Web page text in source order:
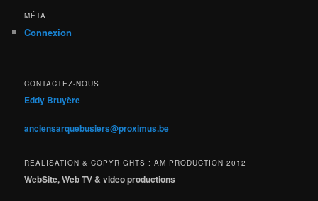
MÉTA
Connexion
CONTACTEZ-NOUS
Eddy Bruyère
anciensarquebusiers@proximus.be
REALISATION & COPYRIGHTS : AM PRODUCTION 2012
WebSite, Web TV & video productions